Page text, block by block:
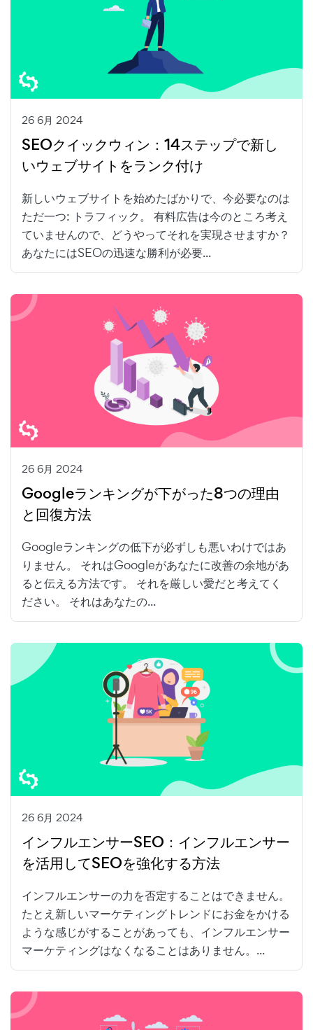
26 6月 2024
SEOクイックウィン：14ステップで新し
いウェブサイトをランク付け
新しいウェブサイトを始めたばかりで、今必要なのは
ただ一つ: トラフィック。 有料広告は今のところ考え
ていませんので、どうやってそれを実現させますか？
あなたにはSEOの迅速な勝利が必要...
26 6月 2024
Googleランキングが下がった8つの理由
と回復方法
Googleランキングの低下が必ずしも悪いわけではあ
りません。 それはGoogleがあなたに改善の余地があ
ると伝える方法です。 それを厳しい愛だと考えてく
ださい。 それはあなたの...
26 6月 2024
インフルエンサーSEO：インフルエンサー
を活用してSEOを強化する方法
インフルエンサーの力を否定することはできません。
たとえ新しいマーケティングトレンドにお金をかける
ような感じがすることがあっても、インフルエンサー
マーケティングはなくなることはありません。...